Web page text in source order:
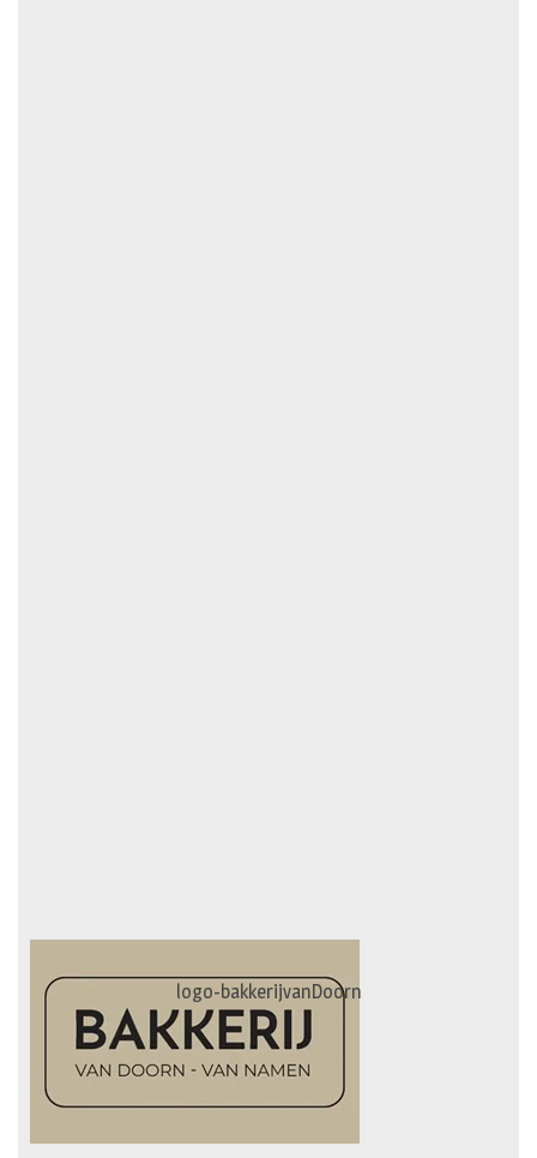
logo-bakkerijvanDoorn